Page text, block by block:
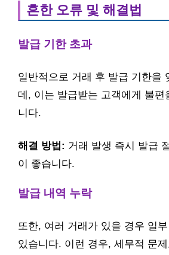
흔한 오류 및 해결법
발급 기한 초과
일반적으로 거래 후 발급 기한을
데, 이는 발급받는 고객에게 불편
니다.
해결 방법: 거래 발생 즉시 발급
이 좋습니다.
발급 내역 누락
또한, 여러 거래가 있을 경우 일
있습니다. 이런 경우, 세무적 문